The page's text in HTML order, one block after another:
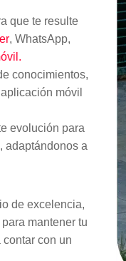
que te resulte
, WhatsApp,
conocimientos,
móvil
evolución para
adaptándonos a
de excelencia,
mantener tu
con un